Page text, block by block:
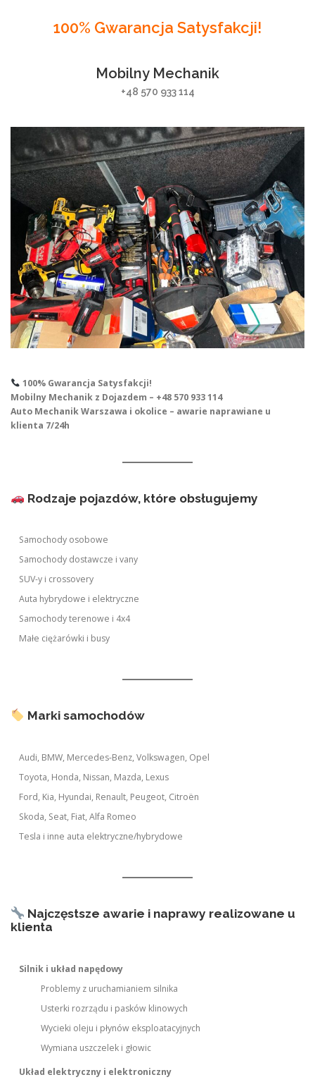
100% Gwarancja Satysfakcji!
Mobilny Mechanik
+48 570 933 114
100% Gwarancja Satysfakcji!
Mobilny Mechanik z Dojazdem – +48 570 933 114
Auto Mechanik Warszawa i okolice – awarie naprawiane u
klienta 7/24h
Rodzaje pojazdów, które obsługujemy
Samochody osobowe
Samochody dostawcze i vany
SUV-y i crossovery
Auta hybrydowe i elektryczne
Samochody terenowe i 4x4
Małe ciężarówki i busy
Marki samochodów
Audi, BMW, Mercedes-Benz, Volkswagen, Opel
Toyota, Honda, Nissan, Mazda, Lexus
Ford, Kia, Hyundai, Renault, Peugeot, Citroën
Skoda, Seat, Fiat, Alfa Romeo
Tesla i inne auta elektryczne/hybrydowe
Najczęstsze awarie i naprawy realizowane u
klienta
Silnik i układ napędowy
Problemy z uruchamianiem silnika
Usterki rozrządu i pasków klinowych
Wycieki oleju i płynów eksploatacyjnych
Wymiana uszczelek i głowic
Układ elektryczny i elektroniczny